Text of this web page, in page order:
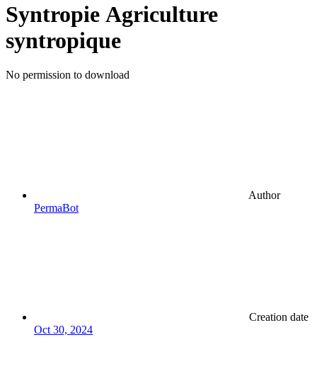
Syntropie Agriculture
syntropique
No permission to download
Author
PermaBot
Creation date
Oct 30, 2024